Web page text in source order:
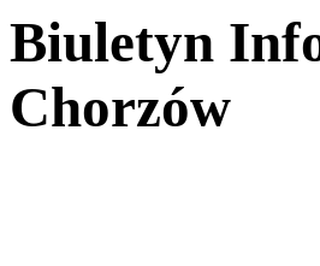
Biuletyn
Chorzów